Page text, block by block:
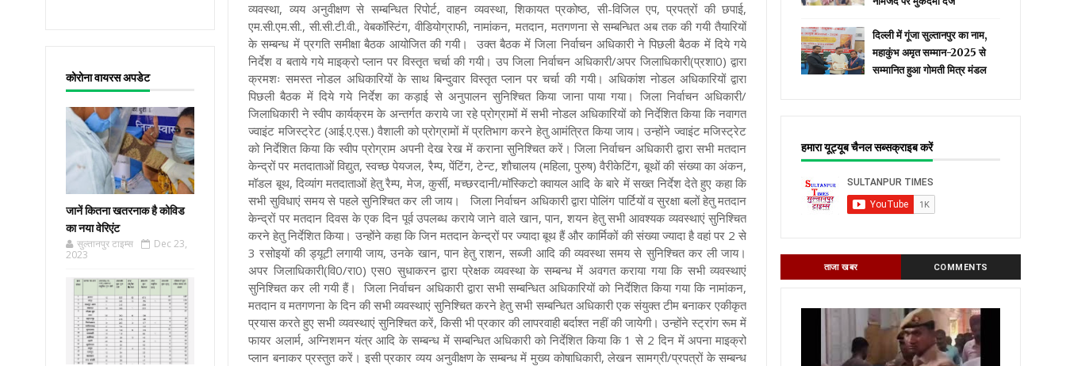
कोरोना वायरस अपडेट
जानें कितना खतरनाक है कोविड
का नया वेरिएंट
सुल्तानपुर टाइम्स
Dec 23,
2023
व्यवस्था, व्यय अनुवीक्षण से सम्बन्धित रिपोर्ट, वाहन व्यवस्था, शिकायत प्रकोष्ठ, सी-विजिल एप, प्रपत्रों की छपाई,
एम.सी.एम.सी., सी.सी.टी.वी., वेबकॉस्टिंग, वीडियोग्राफी, नामांकन, मतदान, मतगणना से सम्बन्धित अब तक की गयी तैयारियों
के सम्बन्ध में प्रगति समीक्षा बैठक आयोजित की गयी।
उक्त बैठक में जिला निर्वाचन अधिकारी ने पिछली बैठक में दिये गये
निर्देश व बताये गये माइक्रो प्लान पर विस्तृत चर्चा की गयी। उप जिला निर्वाचन अधिकारी/अपर जिलाधिकारी(प्रशा0) द्वारा
क्रमशः समस्त नोडल अधिकारियों के साथ बिन्दुवार विस्तृत प्लान पर चर्चा की गयी। अधिकांश नोडल अधिकारियों द्वारा
पिछली बैठक में दिये गये निर्देश का कड़ाई से अनुपालन सुनिश्चित किया जाना पाया गया। जिला निर्वाचन अधिकारी/
जिलाधिकारी ने स्वीप कार्यक्रम के अन्तर्गत कराये जा रहे प्रोग्रामों में सभी नोडल अधिकारियों को निर्देशित किया कि नवागत
ज्वाइंट मजिस्ट्रेट (आई.ए.एस.) वैशाली को प्रोग्रामों में प्रतिभाग करने हेतु आमंत्रित किया जाय। उन्होंने ज्वाइंट मजिस्ट्रेट
को निर्देशित किया कि स्वीप प्रोग्राम अपनी देख रेख में कराना सुनिश्चित करें। जिला निर्वाचन अधिकारी द्वारा सभी मतदान
केन्द्रों पर मतदाताओं विद्युत, स्वच्छ पेयजल, रैम्प, पेंटिंग, टेन्ट, शौचालय (महिला, पुरुष) वैरीकेटिंग, बूथों की संख्या का अंकन,
मॉडल बूथ, दिव्यांग मतदाताओं हेतु रैम्प, मेज, कुर्सी, मच्छरदानी/मॉस्किटो क्वायल आदि के बारे में सख्त निर्देश देते हुए कहा कि
सभी सुविधाएं समय से पहले सुनिश्चित कर ली जाय।
जिला निर्वाचन अधिकारी द्वारा पोलिंग पार्टियों व सुरक्षा बलों हेतु मतदान
केन्द्रों पर मतदान दिवस के एक दिन पूर्व उपलब्ध कराये जाने वाले खान, पान, शयन हेतु सभी आवश्यक व्यवस्थाएं सुनिश्चित
करने हेतु निर्देशित किया। उन्होंने कहा कि जिन मतदान केन्द्रों पर ज्यादा बूथ हैं और कार्मिकों की संख्या ज्यादा है वहां पर 2 से
3 रसोइयों की ड्यूटी लगायी जाय, उनके खान, पान हेतु राशन, सब्जी आदि की व्यवस्था समय से सुनिश्चित कर ली जाय।
अपर जिलाधिकारी(वि0/रा0) एस0 सुधाकरन द्वारा प्रेक्षक व्यवस्था के सम्बन्ध में अवगत कराया गया कि सभी व्यवस्थाएं
सुनिश्चित कर ली गयी हैं।
जिला निर्वाचन अधिकारी द्वारा सभी सम्बन्धित अधिकारियों को निर्देशित किया गया कि नामांकन,
मतदान व मतगणना के दिन की सभी व्यवस्थाएं सुनिश्चित करने हेतु सभी सम्बन्धित अधिकारी एक संयुक्त टीम बनाकर एकीकृत
प्रयास करते हुए सभी व्यवस्थाएं सुनिश्चित करें, किसी भी प्रकार की लापरवाही बर्दाश्त नहीं की जायेगी। उन्होंने स्ट्रांग रूम में
फायर अलार्म, अग्निशमन यंत्र आदि के सम्बन्ध में सम्बन्धित अधिकारी को निर्देशित किया कि 1 से 2 दिन में अपना माइक्रो
प्लान बनाकर प्रस्तुत करें। इसी प्रकार व्यय अनुवीक्षण के सम्बन्ध में मुख्य कोषाधिकारी, लेखन सामग्री/प्रपत्रों के सम्बन्ध
दिल्ली में गूंजा सुल्तानपुर का नाम,
महाकुंभ अमृत सम्मान-2025 से
सम्मानित हुआ गोमती मित्र मंडल
हमारा यूट्यूब चैनल सब्सक्राइब करें
ताजा खबर COMMENTS